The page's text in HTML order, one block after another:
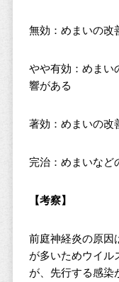
無効：めまいの改
やや有効：めまい
響がある
著効：めまいの改
完治：めまいなど
【考察】
前庭神経炎の原因
が多いためウイル
が、先行する感染